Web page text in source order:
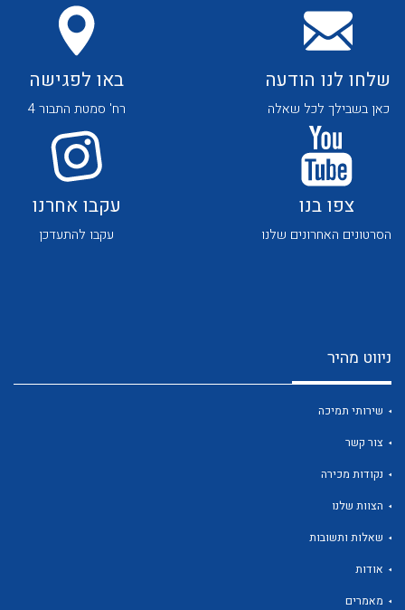
לכל מוצרי היצרן לכל מוצרי היצרן
לכל מוצרי היצרן
שלחו לנו הודעה
כאן בשבילך לכל שאלה
באו לפגישה
רח' סמטת התבור 4
צפו בנו
הסרטונים האחרונים שלנו
עקבו אחרנו
עקבו להתעדכן
ניווט מהיר
שירותי תמיכה
צור קשר
נקודות מכירה
הצוות שלנו
שאלות ותשובות
אודות
מאמרים